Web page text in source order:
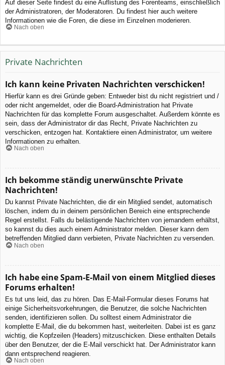
Auf dieser Seite findest du eine Auflistung des Forenteams, einschließlich
der Administratoren, der Moderatoren. Du findest hier auch weitere
Informationen wie die Foren, die diese im Einzelnen moderieren.
Nach oben
Private Nachrichten
Ich kann keine Privaten Nachrichten verschicken!
Hierfür kann es drei Gründe geben: Entweder bist du nicht registriert und /
oder nicht angemeldet, oder die Board-Administration hat Private
Nachrichten für das komplette Forum ausgeschaltet. Außerdem könnte es
sein, dass der Administrator dir das Recht, Private Nachrichten zu
verschicken, entzogen hat. Kontaktiere einen Administrator, um weitere
Informationen zu erhalten.
Nach oben
Ich bekomme ständig unerwünschte Private
Nachrichten!
Du kannst Private Nachrichten, die dir ein Mitglied sendet, automatisch
löschen, indem du in deinem persönlichen Bereich eine entsprechende
Regel erstellst. Falls du belästigende Nachrichten von jemandem erhältst,
so kannst du dies auch einem Administrator melden. Dieser kann dem
betreffenden Mitglied dann verbieten, Private Nachrichten zu versenden.
Nach oben
Ich habe eine Spam-E-Mail von einem Mitglied dieses
Forums erhalten!
Es tut uns leid, das zu hören. Das E-Mail-Formular dieses Forums hat
einige Sicherheitsvorkehrungen, die Benutzer, die solche Nachrichten
senden, identifizieren sollen. Du solltest einem Administrator die
komplette E-Mail, die du bekommen hast, weiterleiten. Dabei ist es ganz
wichtig, die Kopfzeilen (Headers) mitzuschicken. Diese enthalten Details
über den Benutzer, der die E-Mail verschickt hat. Der Administrator kann
dann entsprechend reagieren.
Nach oben